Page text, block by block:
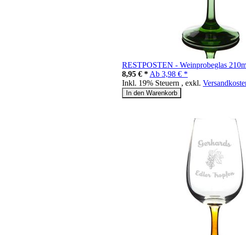
RESTPOSTEN - Weinprobeglas
8,95 € * Ab 3,98 € *
Inkl. 19% Steuern , exkl.
In den Warenkorb